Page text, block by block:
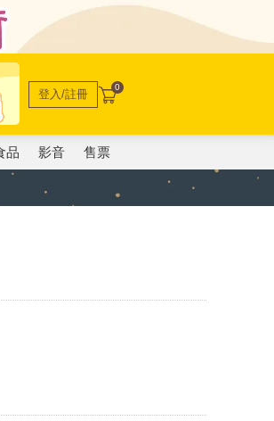
登入/註冊 0
品 影音 售票